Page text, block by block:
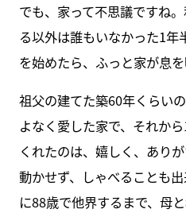
でも、家って不思議ですね
る以外は誰もいなかった1年
を始めたら、ふっと家が息
祖父の建てた築60年くらい
よなく愛した家で、それか
くれたのは、嬉しく、あり
動かせず、しゃべることも
に88歳で他界するまで、母